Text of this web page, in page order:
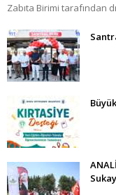
Zabıta Birimi tarafından